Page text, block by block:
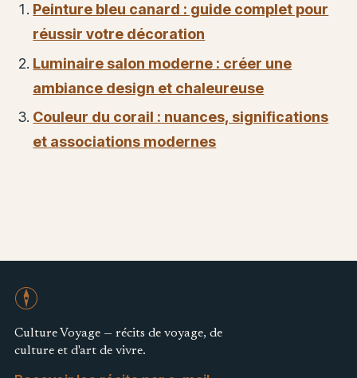
Peinture bleu canard : guide complet pour
réussir votre décoration
Luminaire salon moderne : créer une
ambiance design et chaleureuse
Couleur du corail : nuances, significations
et associations modernes
Culture Voyage — récits de voyage, de
culture et d'art de vivre.